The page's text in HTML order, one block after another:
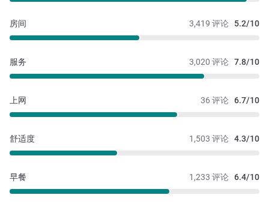
3,419 评论 5.2/10
房间
3,020 评论 7.8/10
服务
36 评论 6.7/10
上网
1,503 评论 4.3/10
舒适度
1,233 评论 6.4/10
早餐